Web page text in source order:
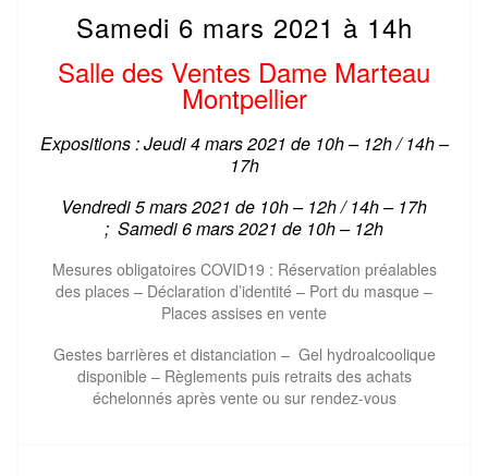
Samedi 6 mars 2021 à 14h
Salle des Ventes Dame Marteau
Montpellier
Expositions : Jeudi 4 mars 2021 de 10h – 12h / 14h –
17h
Vendredi 5 mars 2021 de 10h – 12h / 14h – 17h
; Samedi 6 mars 2021 de 10h – 12h
Mesures obligatoires COVID19 : Réservation préalables
des places – Déclaration d’identité – Port du masque –
Places assises en vente
Gestes barrières et distanciation – Gel hydroalcoolique
disponible – Règlements puis retraits des achats
échelonnés après vente ou sur rendez-vous